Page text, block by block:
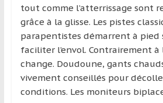
tout comme l’atterrissage sont
grâce à la glisse. Les pistes
parapentistes démarrent à pied
faciliter l’envol. Contrairement à
change. Doudoune, gants
vivement conseillés pour
conditions. Les moniteurs